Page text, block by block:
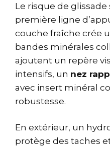
Le risque de
première ligne
couche fraîche crée
bandes minérales
ajoutent un repère
intensifs, un nez
avec insert minéral
robustesse.
En extérieur, un
protège des taches